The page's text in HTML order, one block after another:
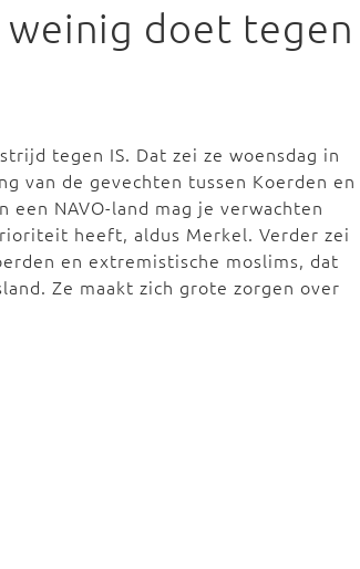
doet tegen
tegen IS. Dat zei ze woensdag in
van de gevechten tussen Koerden en
een NAVO-land mag je verwachten
heeft, aldus Merkel. Verder zei
en extremistische moslims, dat
Ze maakt zich grote zorgen over